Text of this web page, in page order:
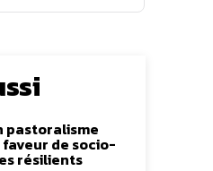
pastoralisme
de socio-
résilients